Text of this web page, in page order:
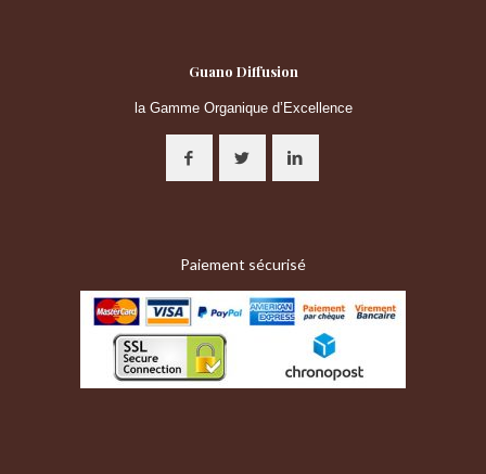
Guano Diffusion
la Gamme Organique d’Excellence
Paiement sécurisé